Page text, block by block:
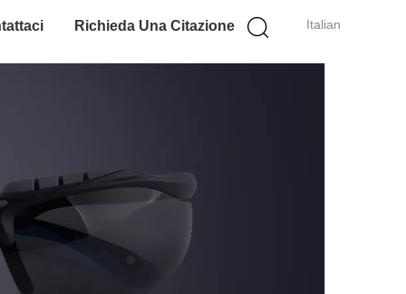
Italian
Richieda Una Citazione